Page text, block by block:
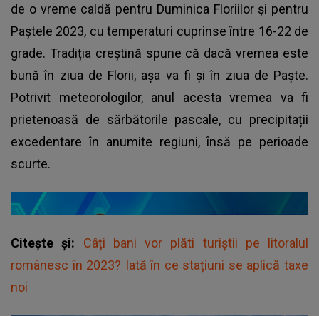
de o vreme caldă pentru Duminica Floriilor și pentru
Paștele 2023, cu temperaturi cuprinse între 16-22 de
grade. Tradiția creștină spune că dacă vremea este
bună în ziua de Florii, așa va fi și în ziua de Paște.
Potrivit meteorologilor, anul acesta vremea va fi
prietenoasă de sărbătorile pascale, cu precipitații
excedentare în anumite regiuni, însă pe perioade
scurte.
Citește și: Câți bani vor plăti turiștii pe litoralul
românesc în 2023? Iată în ce stațiuni se aplică taxe
noi